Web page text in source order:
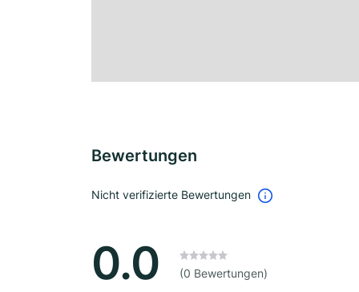
Bewertungen
Nicht verifizierte Bewertungen
0.0 (0 Bewertungen)